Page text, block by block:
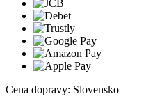
Cena dopravy: Slovensko